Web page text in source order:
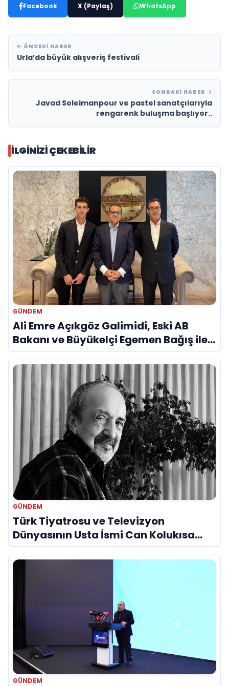
Facebook X (Paylaş) WhatsApp
ÖNCEKI HABER
Urla’da büyük alışveriş festivali
SONRAKI HABER
Javad Soleimanpour ve pastel sanatçılarıyla
rengarenk buluşma başlıyor..
İLGINIZI ÇEKEBILIR
GÜNDEM
Ali Emre Açıkgöz Galimidi, Eski AB
Bakanı ve Büyükelçi Egemen Bağış ile
Bir Araya Geldi
GÜNDEM
Türk Tiyatrosu ve Televizyon
Dünyasının Usta İsmi Can Kolukısa
Hayatını Kaybetti
GÜNDEM